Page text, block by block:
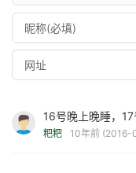
16号晚上晚睡，
粑粑 10年前